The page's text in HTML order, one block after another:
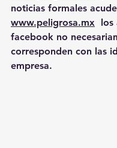
noticias formales
www.peligrosa.mx los
facebook no
corresponden con las
empresa.